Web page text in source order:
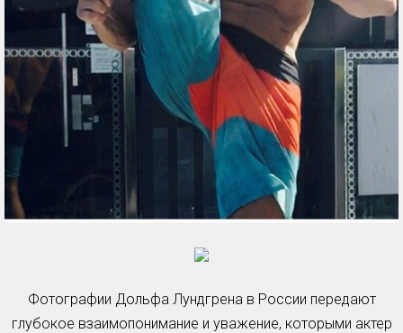
Фотографии Дольфа Лундгрена в России передают
глубокое взаимопонимание и уважение, которыми актер